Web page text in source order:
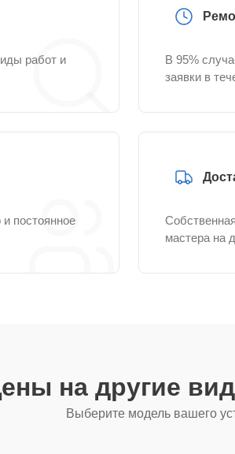
работ и
В 95%
заявки в
постоянное
мастера на
на другие
Выберите модель вашего